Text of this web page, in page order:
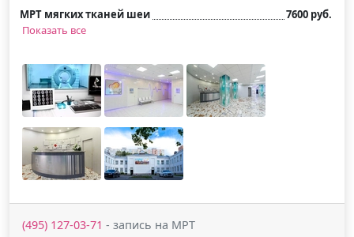
МРТ мягких тканей шеи
7600 руб.
Показать все
(495) 127-03-71 - запись на МРТ